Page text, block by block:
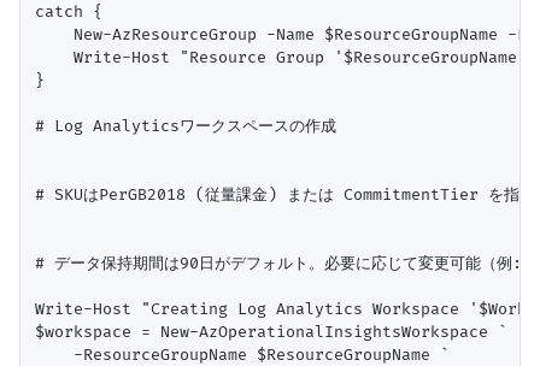
catch {
New-AzResourceGroup -Name $ResourceGroupName -
Write-Host "Resource Group '$ResourceGroupName'
}
# Log Analyticsワークスペースの作成
# SKUはPerGB2018 (従量課金) または CommitmentTier を指定
# データ保持期間は90日がデフォルト。必要に応じて変更可能（
Write-Host "Creating Log Analytics Workspace
$workspace = New-AzOperationalInsightsWorkspace `
    -ResourceGroupName $ResourceGroupName `